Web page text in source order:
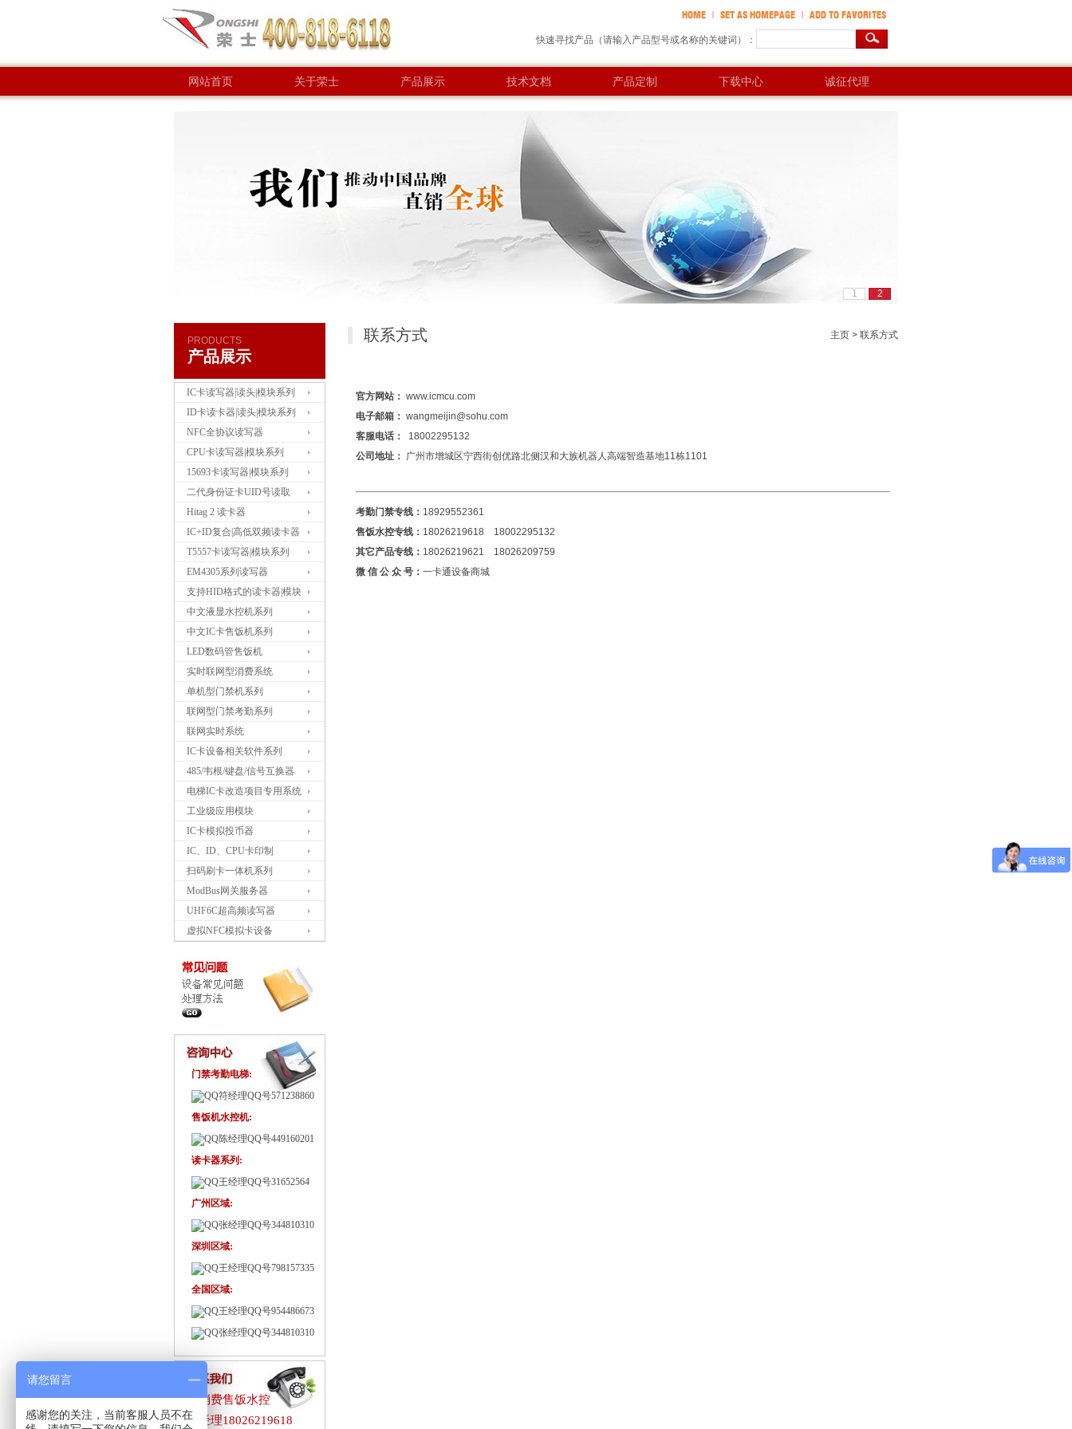
售饭机电梯门禁门禁机
快速寻找产品（请输入产品型号或名称的关键词）：
网站首页 关于荣士 产品展示 技术文档 产品定制 下载中心 诚征代理
1 2
PRODUCTS
产品展示
IC卡读写器|读头|模块系列
ID卡读卡器|读头|模块系列
NFC全协议读写器
CPU卡读写器|模块系列
15693卡读写器|模块系列
二代身份证卡UID号读取
Hitag 2 读卡器
IC+ID复合|高低双频读卡器
T5557卡读写器|模块系列
EM4305系列读写器
支持HID格式的读卡器|模块
中文液显水控机系列
中文IC卡售饭机系列
LED数码管售饭机
实时联网型消费系统
单机型门禁机系列
联网型门禁考勤系列
联网实时系统
IC卡设备相关软件系列
485/韦根/键盘/信号互换器
电梯IC卡改造项目专用系统
工业级应用模块
IC卡模拟投币器
IC、ID、CPU卡印制
扫码刷卡一体机系列
ModBus网关服务器
UHF6C超高频读写器
虚拟NFC模拟卡设备
门禁考勤电梯:
符经理QQ号571238860
售饭机水控机:
陈经理QQ号449160201
读卡器系列:
王经理QQ号31652564
广州区域:
张经理QQ号344810310
深圳区域:
王经理QQ号798157335
全国区域:
王经理QQ号954486673
张经理QQ号344810310
☎消费售饭水控
陈经理18026219618
联系方式 主页 > 联系方式
官方网站： www.icmcu.com
电子邮箱： wangmeijin@sohu.com
客服电话：
18002295132
公司地址： 广州市增城区宁西街创优路北侧汉和大族机器人高端智造基地11栋1101
考勤门禁专线： 18929552361
售饭水控专线： 18026219618 18002295132
其它产品专线： 18026219621 18026209759
微 信 公 众 号： 一卡通设备商城
请您留言
感谢您的关注，当前客服人员不在